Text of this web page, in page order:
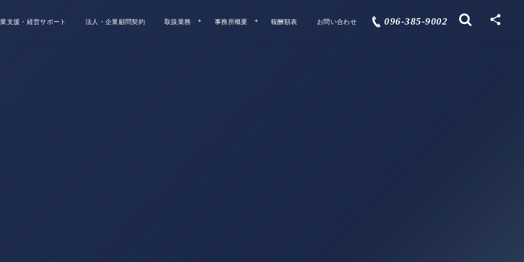
支援・経営サポート 法人・企業顧問契約 取扱業務 事務所概要 報酬額表 お問い合わせ 096-385-9002